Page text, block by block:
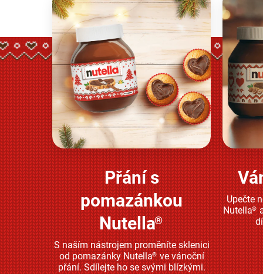
Zjistěte více
Přání s
pomazánkou
Nutella®
S naším nástrojem proměníte sklenici
od pomazánky Nutella®ve vánoční
přání. Sdílejte ho se svými blízkými.
Upečte
Nutella®